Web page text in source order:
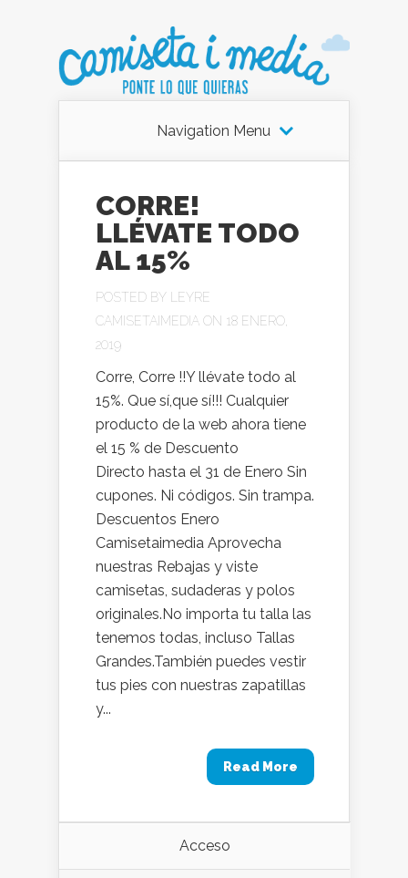
Navigation Menu
CORRE!
LLÉVATE TODO
AL 15%
POSTED BY
LEYRE
CAMISETAIMEDIA ON 18 ENERO,
2019
Corre, Corre !!Y llévate todo al
15%. Que sí,que sí!!! Cualquier
producto de la web ahora tiene
el 15 % de Descuento
Directo hasta el 31 de Enero Sin
cupones. Ni códigos. Sin trampa.
Descuentos Enero
Camisetaimedia Aprovecha
nuestras Rebajas y viste
camisetas, sudaderas y polos
originales.No importa tu talla las
tenemos todas, incluso Tallas
Grandes.También puedes vestir
tus pies con nuestras zapatillas
y...
Read More
Acceso